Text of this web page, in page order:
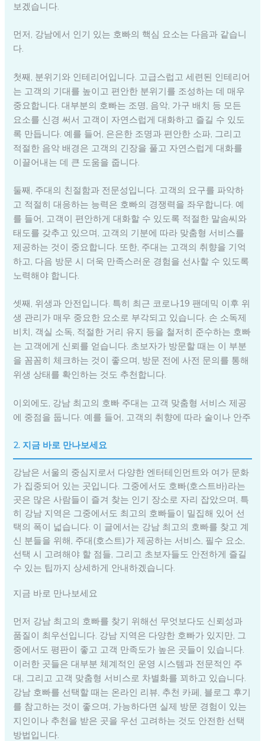
보겠습니다.
먼저, 강남에서 인기 있는 호빠의 핵심 요소는 다음과 같습니
다.
첫째, 분위기와 인테리어입니다. 고급스럽고 세련된 인테리어
는 고객의 기대를 높이고 편안한 분위기를 조성하는 데 매우
중요합니다. 대부분의 호빠는 조명, 음악, 가구 배치 등 모든
요소를 신경 써서 고객이 자연스럽게 대화하고 즐길 수 있도
록 만듭니다. 예를 들어, 은은한 조명과 편안한 소파, 그리고
적절한 음악 배경은 고객의 긴장을 풀고 자연스럽게 대화를
이끌어내는 데 큰 도움을 줍니다.
둘째, 주대의 친절함과 전문성입니다. 고객의 요구를 파악하
고 적절히 대응하는 능력은 호빠의 경쟁력을 좌우합니다. 예
를 들어, 고객이 편안하게 대화할 수 있도록 적절한 말솜씨와
태도를 갖추고 있으며, 고객의 기분에 따라 맞춤형 서비스를
제공하는 것이 중요합니다. 또한, 주대는 고객의 취향을 기억
하고, 다음 방문 시 더욱 만족스러운 경험을 선사할 수 있도록
노력해야 합니다.
셋째, 위생과 안전입니다. 특히 최근 코로나19 팬데믹 이후 위
생 관리가 매우 중요한 요소로 부각되고 있습니다. 손 소독제
비치, 객실 소독, 적절한 거리 유지 등을 철저히 준수하는 호빠
는 고객에게 신뢰를 얻습니다. 초보자가 방문할 때는 이 부분
을 꼼꼼히 체크하는 것이 좋으며, 방문 전에 사전 문의를 통해
위생 상태를 확인하는 것도 추천합니다.
이외에도, 강남 최고의 호빠 주대는 고객 맞춤형 서비스 제공
에 중점을 둡니다. 예를 들어, 고객의 취향에 따라 술이나 안주
2. 지금 바로 만나보세요
강남은 서울의 중심지로서 다양한 엔터테인먼트와 여가 문화
가 집중되어 있는 곳입니다. 그중에서도 호빠(호스트바)라는
곳은 많은 사람들이 즐겨 찾는 인기 장소로 자리 잡았으며, 특
히 강남 지역은 그중에서도 최고의 호빠들이 밀집해 있어 선
택의 폭이 넓습니다. 이 글에서는 강남 최고의 호빠를 찾고 계
신 분들을 위해, 주대(호스트)가 제공하는 서비스, 필수 요소,
선택 시 고려해야 할 점들, 그리고 초보자들도 안전하게 즐길
수 있는 팁까지 상세하게 안내하겠습니다.
지금 바로 만나보세요
먼저 강남 최고의 호빠를 찾기 위해선 무엇보다도 신뢰성과
품질이 최우선입니다. 강남 지역은 다양한 호빠가 있지만, 그
중에서도 평판이 좋고 고객 만족도가 높은 곳들이 있습니다.
이러한 곳들은 대부분 체계적인 운영 시스템과 전문적인 주
대, 그리고 고객 맞춤형 서비스로 차별화를 꾀하고 있습니다.
강남 호빠를 선택할 때는 온라인 리뷰, 추천 카페, 블로그 후기
를 참고하는 것이 좋으며, 가능하다면 실제 방문 경험이 있는
지인이나 추천을 받은 곳을 우선 고려하는 것도 안전한 선택
방법입니다.